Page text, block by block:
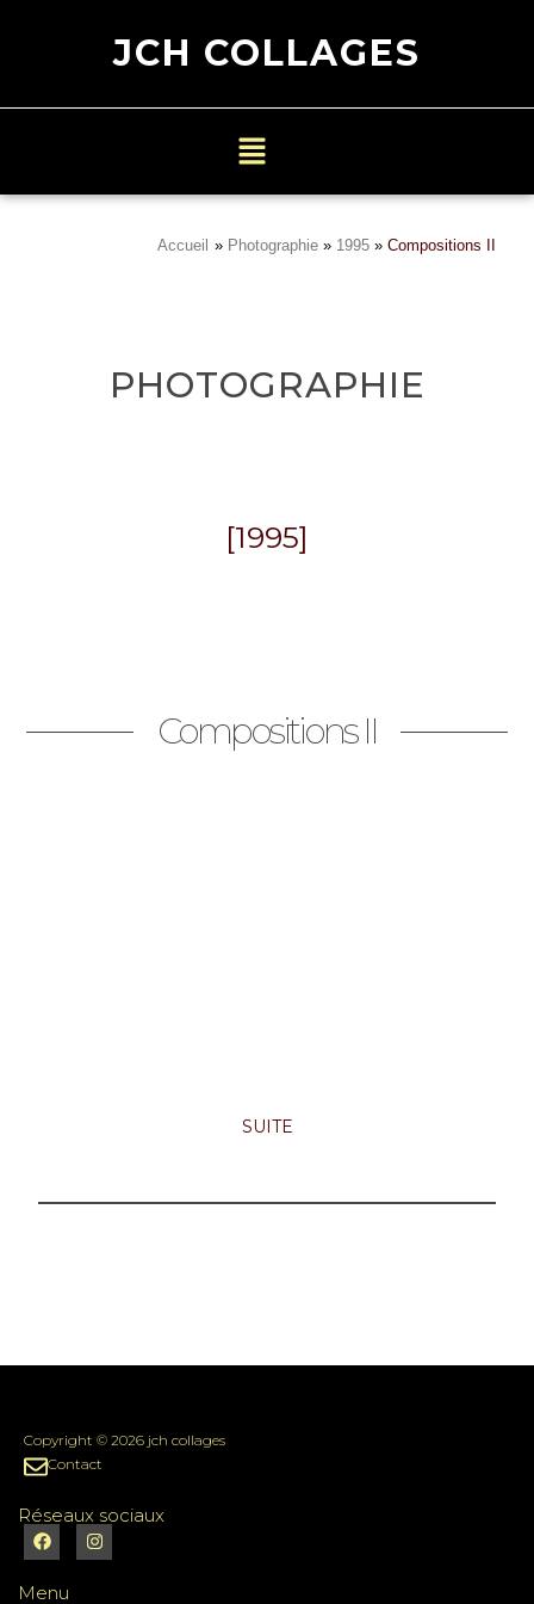
JCH COLLAGES
Accueil » Photographie » 1995 » Compositions II
PHOTOGRAPHIE
[1995]
Compositions II
SUITE
Copyright © 2026 jch collages
Contact
Réseaux sociaux
Menu